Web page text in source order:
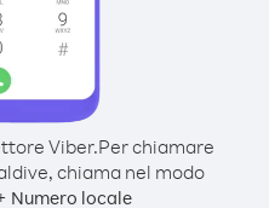
Viber.Per chiamare
chiama nel modo
Numero locale